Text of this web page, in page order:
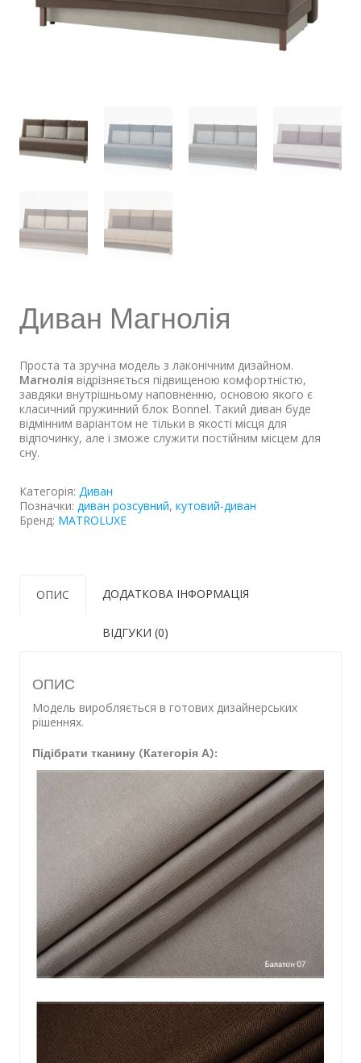
Диван Магнолія
Проста та зручна модель з лаконічним дизайном.
Магнолія відрізняється підвищеною комфортністю,
завдяки внутрішньому наповненню, основою якого є
класичний пружинний блок Bonnel. Такий диван буде
відмінним варіантом не тільки в якості місця для
відпочинку, але і зможе служити постійним місцем для
сну.
Категорія: Диван
Позначки: диван розсувний, кутовий-диван
Бренд: MATROLUXE
ОПИС ДОДАТКОВА ІНФОРМАЦІЯ
ВІДГУКИ (0)
ОПИС
Модель виробляється в готових дизайнерських
рішеннях.
Підібрати тканину (Категорія А):